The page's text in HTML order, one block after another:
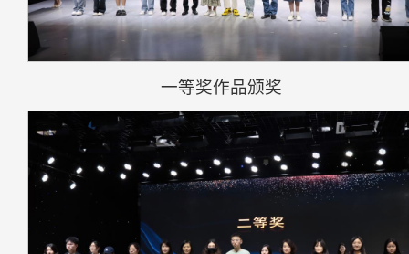
一等奖作品颁奖